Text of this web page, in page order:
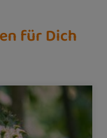
für Dich